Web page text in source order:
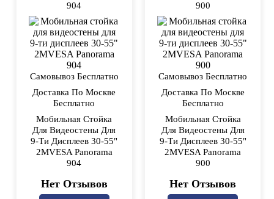
904
Самовывоз Бесплатно
Доставка По Москве
Бесплатно
Мобильная Стойка
Для Видеостены Для
9-Ти Дисплеев 30-55"
2MVESA Panorama
904
Нет Отзывов
900
Самовывоз Бесплатно
Доставка По Москве
Бесплатно
Мобильная Стойка
Для Видеостены Для
9-Ти Дисплеев 30-55"
2MVESA Panorama
900
Нет Отзывов